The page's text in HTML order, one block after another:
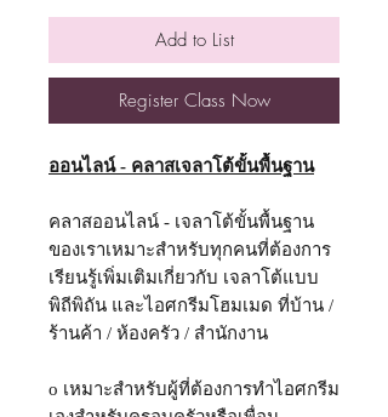
Add to List
Register Class Now
ออนไลน์ - คลาสเจลาโต้ขั้นพื้นฐาน
คลาสออนไลน์ - เจลาโต้ขั้นพื้นฐาน
ของเราเหมาะสำหรับทุกคนที่ต้องการ
เรียนรู้เพิ่มเติมเกี่ยวกับ เจลาโต้แบบ
พิถีพิถัน และไอศกรีมโฮมเมด ที่บ้าน /
ร้านค้า / ห้องครัว / สำนักงาน
o เหมาะสำหรับผู้ที่ต้องการทำไอศกรีม